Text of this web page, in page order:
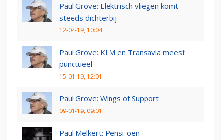
Paul Grove: Elektrisch vliegen komt
steeds dichterbij
12-04-19, 10:04
Paul Grove: KLM en Transavia meest
punctueel
15-01-19, 12:01
Paul Grove: Wings of Support
09-01-19, 09:01
Paul Melkert: Pensi-oen